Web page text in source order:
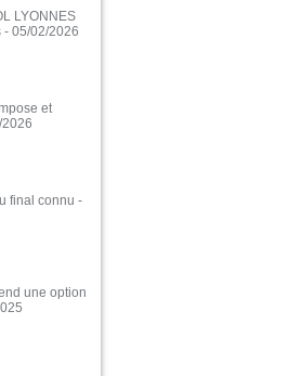
LYONNES
- 05/02/2026
et
final connu -
une option